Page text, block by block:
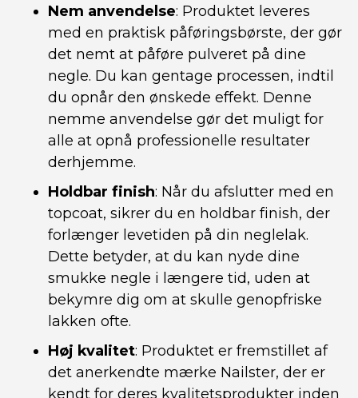
Nem anvendelse: Produktet leveres
med en praktisk påføringsbørste, der gør
det nemt at påføre pulveret på dine
negle. Du kan gentage processen, indtil
du opnår den ønskede effekt. Denne
nemme anvendelse gør det muligt for
alle at opnå professionelle resultater
derhjemme.
Holdbar finish: Når du afslutter med en
topcoat, sikrer du en holdbar finish, der
forlænger levetiden på din neglelak.
Dette betyder, at du kan nyde dine
smukke negle i længere tid, uden at
bekymre dig om at skulle genopfriske
lakken ofte.
Høj kvalitet: Produktet er fremstillet af
det anerkendte mærke Nailster, der er
kendt for deres kvalitetsprodukter inden